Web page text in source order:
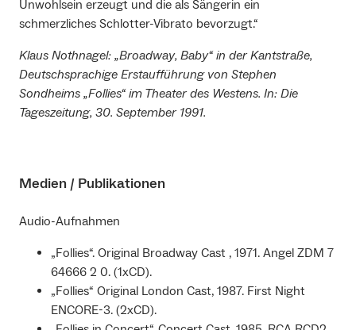
Unwohlsein erzeugt und die als Sängerin ein
schmerzliches Schlotter-Vibrato bevorzugt.“
Klaus Nothnagel: „Broadway, Baby“ in der Kantstraße,
Deutschsprachige Erstaufführung von Stephen
Sondheims „Follies“ im Theater des Westens. In: Die
Tageszeitung, 30. September 1991.
Medien / Publikationen
Audio-Aufnahmen
„Follies“. Original Broadway Cast , 1971. Angel ZDM 7
64666 2 0. (1xCD).
„Follies“ Original London Cast, 1987. First Night
ENCORE-3. (2xCD).